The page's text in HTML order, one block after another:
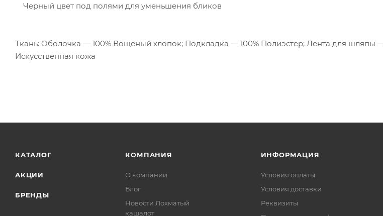
Черный цвет под полями для уменьшения бликов
Ткань: Оболочка — 100% Вощеный хлопок; Подкладка — 100% Полиэстер; Лента для шляпы
Искусственная кожа
КАТАЛОГ
АКЦИИ
БРЕНДЫ
КОМПАНИЯ
О компании
Блог
Новости Лохматый
кашалот
ИНФОРМАЦИЯ
Условия оплаты
Условия доставки
Реквизиты